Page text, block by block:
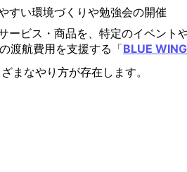
すい環境づくりや勉強会の開催
ービス・商品を、特定のイベント
渡航費用を支援する「BLUE WING
まなやり方が存在します。